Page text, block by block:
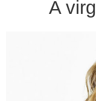
A